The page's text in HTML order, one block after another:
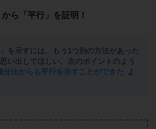
から「平行」を証明！
」を示すには、もう1つ別の方法があった
い出してほしい。次のポイントのよう
分比からも平行を示すことができた
よ